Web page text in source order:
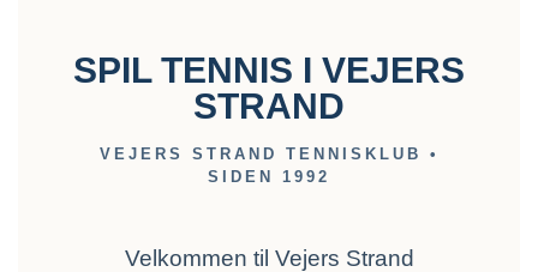
SPIL TENNIS I VEJERS
STRAND
VEJERS STRAND TENNISKLUB •
SIDEN 1992
Velkommen til Vejers Strand